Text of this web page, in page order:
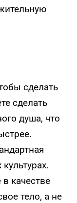
сделать
сделать
душа, что
качестве
тело, а не